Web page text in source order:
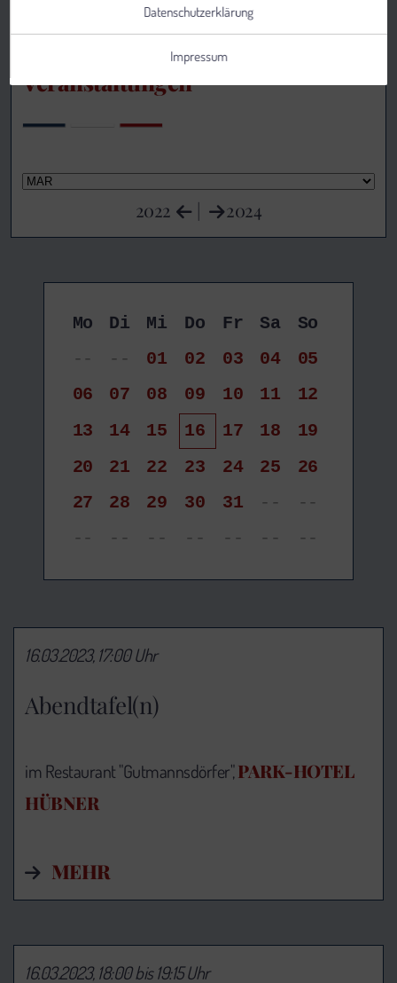
Veranstaltungen
2022 | 2024
Mo Di Mi Do Fr Sa
So
--
-- 01 02 03 04
05
06
07 08 09 10 11
12
13
14 15 16 17 18
19
20
21 22 23 24 25
26
27
28 29 30 31 --
--
--
-- -- -- -- -- --
Abendtafel(n)
16.03.2023, 17:00 Uhr
im Restaurant "Gutmannsdörfer",PARK-HOTEL
HÜBNER
MEHR
16.03.2023, 18:00 bis 19:15 Uhr
VERWENDEN
Datenschutzerklärung
Impressum